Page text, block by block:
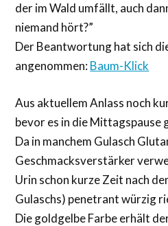
der im Wald umfällt, auch
niemand hört?”
Der Beantwortung hat sich
angenommen:Baum-Klick
Aus aktuellem Anlass noch
bevor es in die Mittagspause
Da in manchem Gulasch
Geschmacksverstärker
Urin schon kurze Zeit nach
Gulaschs) penetrant würzig
Die goldgelbe Farbe erhält